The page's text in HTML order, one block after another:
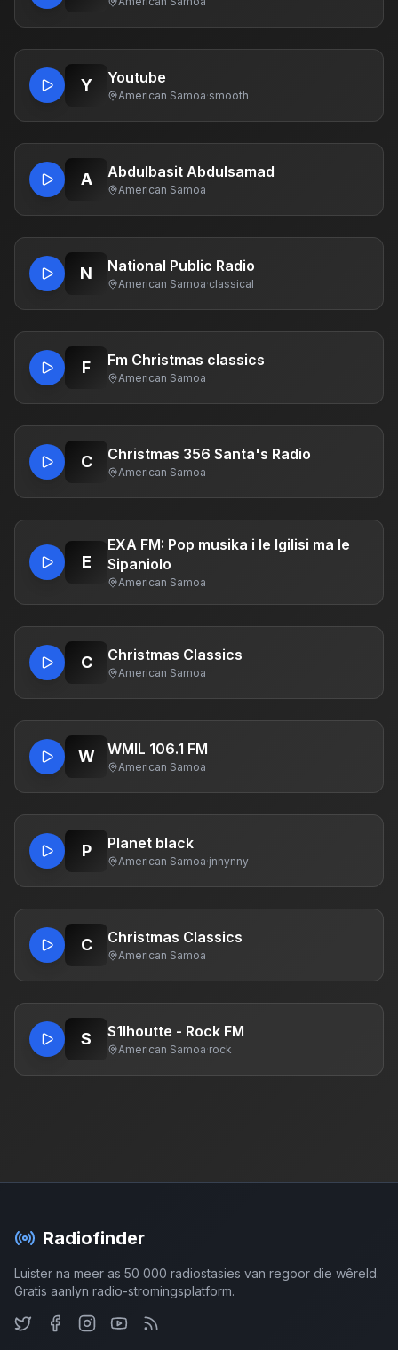
Y Youtube
American Samoa·smooth
A Abdulbasit Abdulsamad
American Samoa
N National Public Radio
American Samoa·classical
F Fm Christmas classics
American Samoa
C Christmas 356 Santa's Radio
American Samoa
E
EXA FM: Pop musika i le Igilisi ma le
Sipaniolo
American Samoa
C Christmas Classics
American Samoa
W WMIL 106.1 FM
American Samoa
P Planet black
American Samoa·jnnynny
C Christmas Classics
American Samoa
S S1lhoutte - Rock FM
American Samoa·rock
Radiofinder
Luister na meer as 50 000 radiostasies van regoor die wêreld.
Gratis aanlyn radio-stromingsplatform.